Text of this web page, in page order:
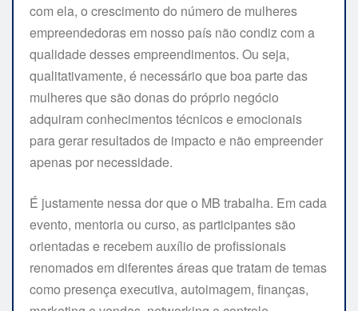
com ela, o crescimento do número de mulheres
empreendedoras em nosso país não condiz com a
qualidade desses empreendimentos. Ou seja,
qualitativamente, é necessário que boa parte das
mulheres que são donas do próprio negócio
adquiram conhecimentos técnicos e emocionais
para gerar resultados de impacto e não empreender
apenas por necessidade.
É justamente nessa dor que o MB trabalha. Em cada
evento, mentoria ou curso, as participantes são
orientadas e recebem auxílio de profissionais
renomados em diferentes áreas que tratam de temas
como presença executiva, autoimagem, finanças,